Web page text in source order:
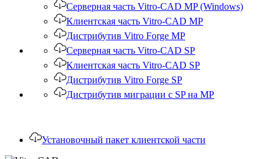
Серверная часть Vitro-CAD MP (Windows)
Клиентская часть Vitro-CAD MP
Дистрибутив Vitro Forge MP
Серверная часть Vitro-CAD SP
Клиентская часть Vitro-CAD SP
Дистрибутив Vitro Forge SP
Дистрибутив миграции с SP на MP
Установочный пакет клиентской части